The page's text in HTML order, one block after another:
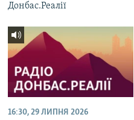
Донбас.Реалії
16:30, 29 ЛИПНЯ 2026